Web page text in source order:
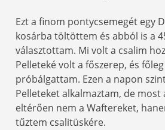
Ezt a finom pontycsemegét egy
kosárba töltöttem és abból is a
választottam. Mi volt a csalim
Pelleteké volt a főszerep, és
próbálgattam. Ezen a napon
Pelleteket alkalmaztam, de most
eltérően nem a Waftereket,
tűztem csalitüskére.